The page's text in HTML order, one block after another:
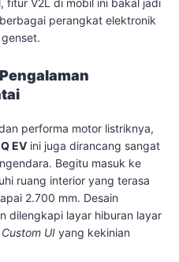
fitur V2L di mobil ini bakal jadi
perangkat elektronik
performa motor listriknya,
EV ini juga dirancang sangat
Begitu masuk ke
ruang interior yang terasa
2.700 mm. Desain
dilengkapi layar hiburan layar
UI yang kekinian